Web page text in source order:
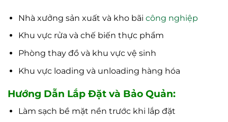
Nhà xưởng sản xuất và kho bãi công nghiệp
Khu vực rửa và chế biến thực phẩm
Phòng thay đồ và khu vực vệ sinh
Khu vực loading và unloading hàng hóa
Hướng Dẫn Lắp Đặt và Bảo Quản:
Làm sạch bề mặt nền trước khi lắp đặt